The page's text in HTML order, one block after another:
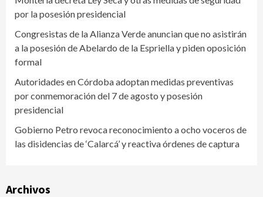
por la posesión presidencial
Congresistas de la Alianza Verde anuncian que no asistirán
a la posesión de Abelardo de la Espriella y piden oposición
formal
Autoridades en Córdoba adoptan medidas preventivas
por conmemoración del 7 de agosto y posesión
presidencial
Gobierno Petro revoca reconocimiento a ocho voceros de
las disidencias de ‘Calarcá’ y reactiva órdenes de captura
Archivos